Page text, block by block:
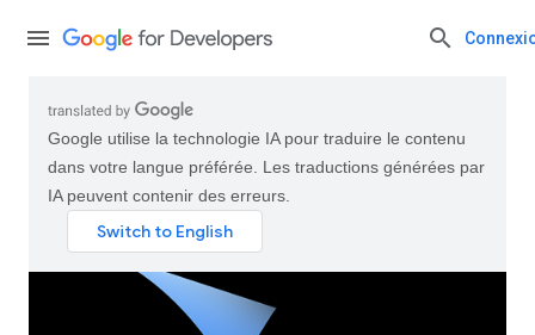
Google utilise la technologie IA pour traduire le contenu
dans votre langue préférée. Les traductions générées par
IA peuvent contenir des erreurs.